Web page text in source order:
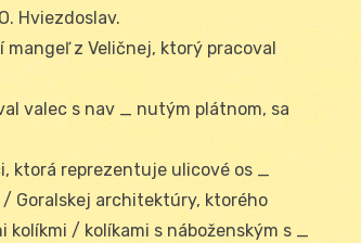
Hviezdoslav.
z Veličnej, ktorý pracoval
valec s nav _ nutým plátnom, sa
ktorá reprezentuje ulicové os _
Goralskej architektúry, ktorého
/ kolíkami s náboženským s _